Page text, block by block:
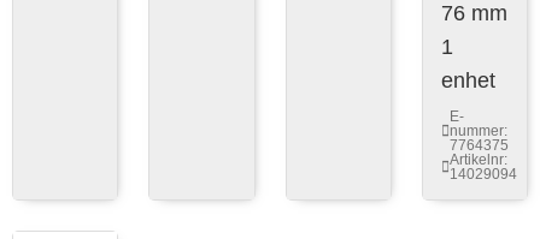
76 mm
1
enhet
E-
nummer:
7764375
Artikelnr:
14029094